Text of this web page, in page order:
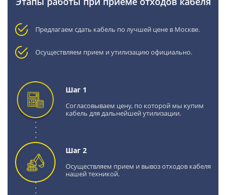
Предлагаем сдать кабель по лучшей цене в Москве.
Осуществляем прием и утилизацию официально.
Шаг 1
Согласовываем цену, по которой мы купим
кабель для дальнейшей утилизации.
Шаг 2
Осуществляем прием и вывоз отходов кабеля
нашей техникой.